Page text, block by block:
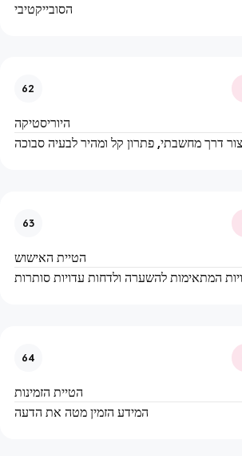
הסובייקטיבי
62
היוריסטיקה
דרך מחשבתי, פתרון קל ומהיר לבעיה סבוכה
63
הטיית האישוש
המתאימות להשערה ולדחות עדויות סותרות
64
הטיית הזמינות
המידע הזמין מטה את הדעה